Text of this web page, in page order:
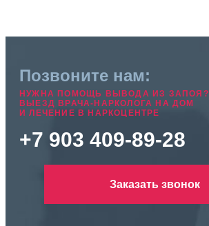
Позвоните нам:
НУЖНА ПОМОЩЬ ВЫВОДА ИЗ ЗАПОЯ?
ВЫЕЗД ВРАЧА-НАРКОЛОГА НА ДОМ
И ЛЕЧЕНИЕ В НАРКОЦЕНТРЕ
+7 903 409-89-28
Заказать звонок